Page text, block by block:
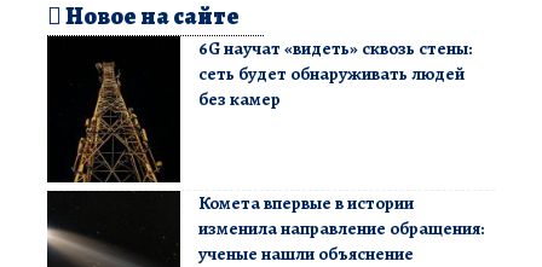
Новое на сайте
6G научат «видеть» сквозь стены:
сеть будет обнаруживать людей
без камер
Комета впервые в истории
изменила направление обращения:
ученые нашли объяснение